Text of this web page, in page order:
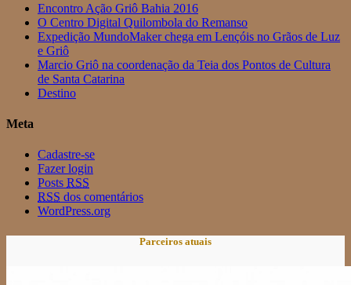
Encontro Ação Griô Bahia 2016
O Centro Digital Quilombola do Remanso
Expedição MundoMaker chega em Lençóis no Grãos de Luz
e Griô
Marcio Griô na coordenação da Teia dos Pontos de Cultura
de Santa Catarina
Destino
Meta
Cadastre-se
Fazer login
Posts RSS
RSS dos comentários
WordPress.org
Parceiros atuais